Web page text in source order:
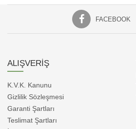
FACEBOOK
ALIŞVERİŞ
K.V.K. Kanunu
Gizlilik Sözleşmesi
Garanti Şartları
Teslimat Şartları